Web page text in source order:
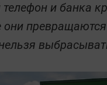
телефон и банка